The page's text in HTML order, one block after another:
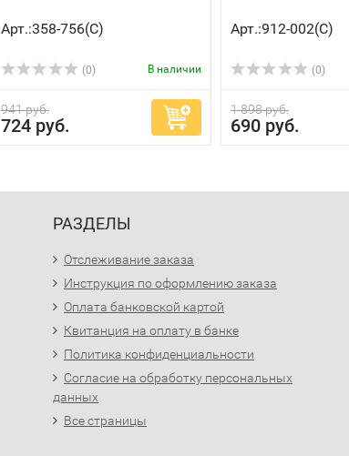
Арт.:358-756(C)
(0) В наличии
941 руб.
724 руб.
Арт.:912-002(C)
(0)
1 898 руб.
690 руб.
РАЗДЕЛЫ
Отслеживание заказа
Инструкция по оформлению заказа
Оплата банковской картой
Квитанция на оплату в банке
Политика конфиденциальности
Согласие на обработку персональных
данных
Все страницы